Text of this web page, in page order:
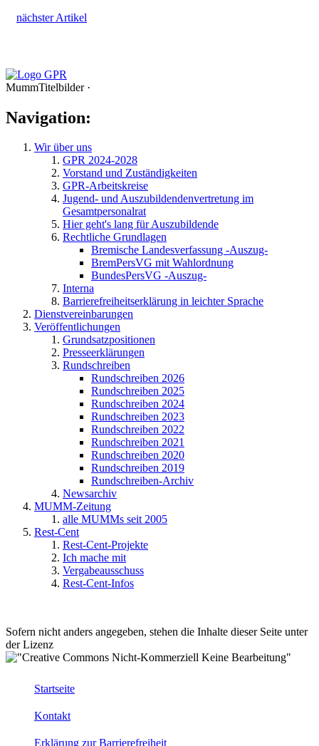
nächster Artikel
MummTitelbilder ·
Navigation:
Wir über uns
GPR 2024-2028
Vorstand und Zuständigkeiten
GPR-Arbeitskreise
Jugend- und Auszubildendenvertretung im
Gesamtpersonalrat
Hier geht's lang für Auszubildende
Rechtliche Grundlagen
Bremische Landesverfassung -Auszug-
BremPersVG mit Wahlordnung
BundesPersVG -Auszug-
Interna
Barrierefreiheitserklärung in leichter Sprache
Dienstvereinbarungen
Veröffentlichungen
Grundsatzpositionen
Presseerklärungen
Rundschreiben
Rundschreiben 2026
Rundschreiben 2025
Rundschreiben 2024
Rundschreiben 2023
Rundschreiben 2022
Rundschreiben 2021
Rundschreiben 2020
Rundschreiben 2019
Rundschreiben-Archiv
Newsarchiv
MUMM-Zeitung
alle MUMMs seit 2005
Rest-Cent
Rest-Cent-Projekte
Ich mache mit
Vergabeausschuss
Rest-Cent-Infos
Sofern nicht anders angegeben, stehen die Inhalte dieser Seite unter
der Lizenz
Startseite
Kontakt
Erklärung zur Barrierefreiheit